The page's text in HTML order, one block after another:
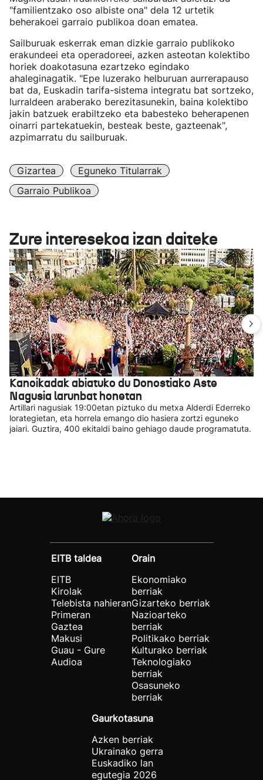
"familientzako oso albiste ona" dela 12 urtetik
beherakoei garraio publikoa doan ematea.
Sailburuak eskerrak eman dizkie garraio publikoko
erakundeei eta operadoreei, azken asteotan kolektibo
horiek doakotasuna ezartzeko egindako
ahaleginagatik. "Epe luzerako helburuan aurrerapauso
bat da, Euskadin tarifa-sistema integratu bat sortzeko,
lurraldeen araberako berezitasunekin, baina kolektibo
jakin batzuek erabiltzeko eta babesteko beherapenen
oinarri partekatuekin, besteak beste, gazteenak",
azpimarratu du sailburuak.
Gizartea
Eguneko Titularrak
Garraio Publikoa
Zure interesekoa izan daiteke
Kanoikadak abiatuko du Donostiako Aste
Nagusia larunbat honetan
Artillari nagusiak 19:00etan piztuko du metxa Alderdi Ederreko
lorategietan, eta horrela emango dio hasiera zortzi eguneko
jaiari. Guztira, 400 ekitaldi baino gehiago daude programatuta.
EITB taldea
EITB
Kirolak
Telebista nahieran
Primeran
Gaztea
Makusi
Guau - Gure
Audioa
Orain
Ekonomiako
berriak
Gizarteko berriak
Nazioarteko
berriak
Politikako berriak
Kulturako berriak
Teknologiako
berriak
Osasuneko
berriak
Gaurkotasuna
Azken berriak
Ukrainako gerra
Euskadiko lan
egutegia 2026